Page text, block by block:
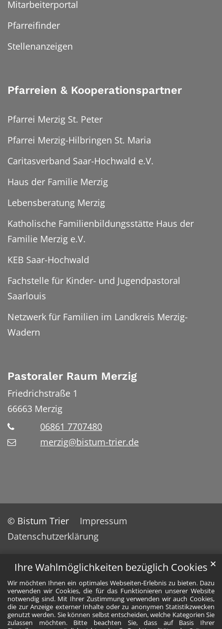
Ihre Wahlmöglichkeiten bezüglich Cookies
Wir möchten Ihnen ein optimales Webseiten-Erlebnis zu bieten. Dazu
verwenden wir Cookies, die für das Funktionieren unserer Website
notwendig sind. Mit Ihrer Zustimmung verwenden wir auch Cookies,
die zur Anzeige externer Inhalte oder zu anonymen Statistikzwecken
genutzt werden. Sie können selbst entscheiden, welche Kategorien Sie
zulassen möchten. Bitte beachten Sie, dass auf Basis Ihrer
✕
Mitarbeiterportal
Pfarreifinder
Stellenanzeigen
Pfarreien & Kooperationspartner
Pfarrei Merzig St. Peter
Pfarrei Merzig-Hilbringen St. Maria
Caritasverband Saar-Hochwald e.V.
Haus der Familie Merzig
Lebensberatung Merzig
Katholische Familienbildungsstätte Haus der
Familie Merzig e.V.
KEB Saar-Hochwald
Fachstelle für Kinder- und Jugendpastoral
Saarlouis
Netzwerk für Familien im Landkreis Merzig-
Wadern
Pastoraler Raum Merzig
Friedrichstraße 1
66663 Merzig
06861 7707480
merzig@bistum-trier.de
© Bistum Trier
Impressum
Datenschutzerklärung